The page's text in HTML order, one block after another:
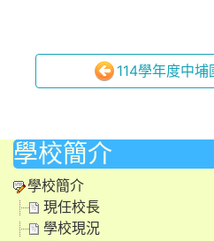
114學年度中
學校簡介
學校簡介
現任校長
學校現況